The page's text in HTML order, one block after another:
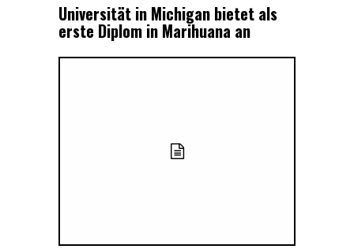
Universität in Michigan bietet als
erste Diplom in Marihuana an